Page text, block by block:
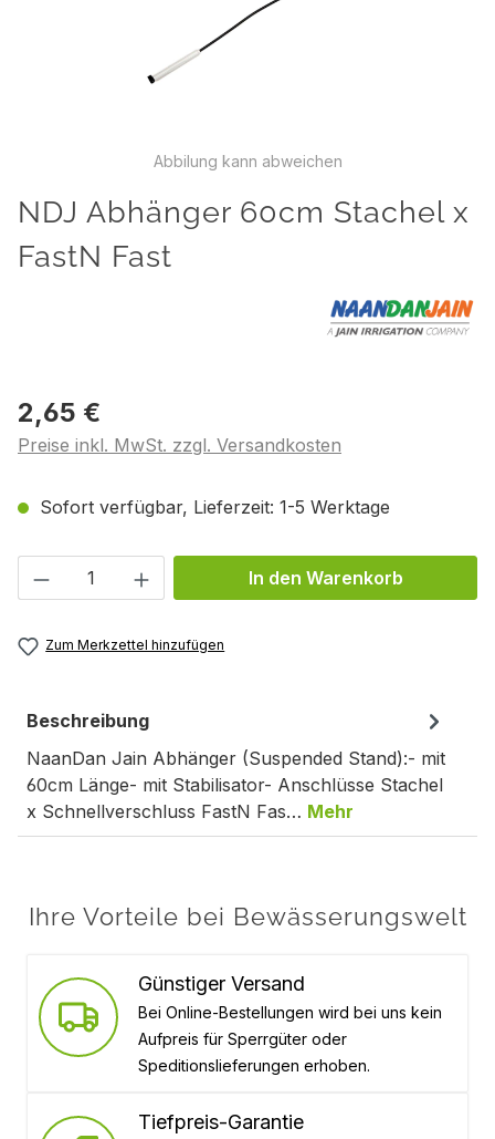
Abbilung kann abweichen
NDJ Abhänger 60cm Stachel x
FastN Fast
2,65 €
Preise inkl. MwSt. zzgl. Versandkosten
Sofort verfügbar, Lieferzeit: 1-5 Werktage
Produkt Anzahl: Gib den gewünschten
In den Warenkorb
Zum Merkzettel hinzufügen
Beschreibung
NaanDan Jain Abhänger (Suspended Stand):- mit
60cm Länge- mit Stabilisator- Anschlüsse Stachel
x Schnellverschluss FastN Fas… Mehr
Ihre Vorteile bei Bewässerungswelt
Günstiger Versand
Bei Online-Bestellungen wird bei uns kein
Aufpreis für Sperrgüter oder
Speditionslieferungen erhoben.
Tiefpreis-Garantie